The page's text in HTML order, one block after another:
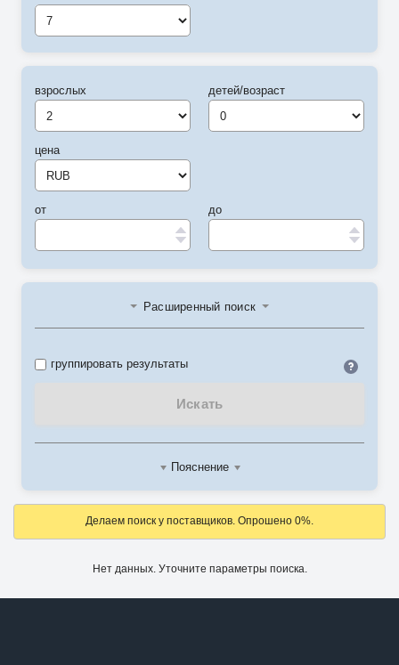
7
взрослых
цена
от
детей/возраст
до
Расширенный поиск
Искать
группировать результаты
Пояснение
Делаем поиск у поставщиков. Опрошено 0%.
Нет данных. Уточните параметры поиска.